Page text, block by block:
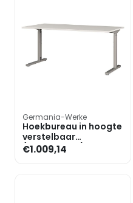
Germania-Werke
Hoekbureau in hoogte
verstelbaar
(mechanisch)
»Profiline II« 3-delige
€1.009,14